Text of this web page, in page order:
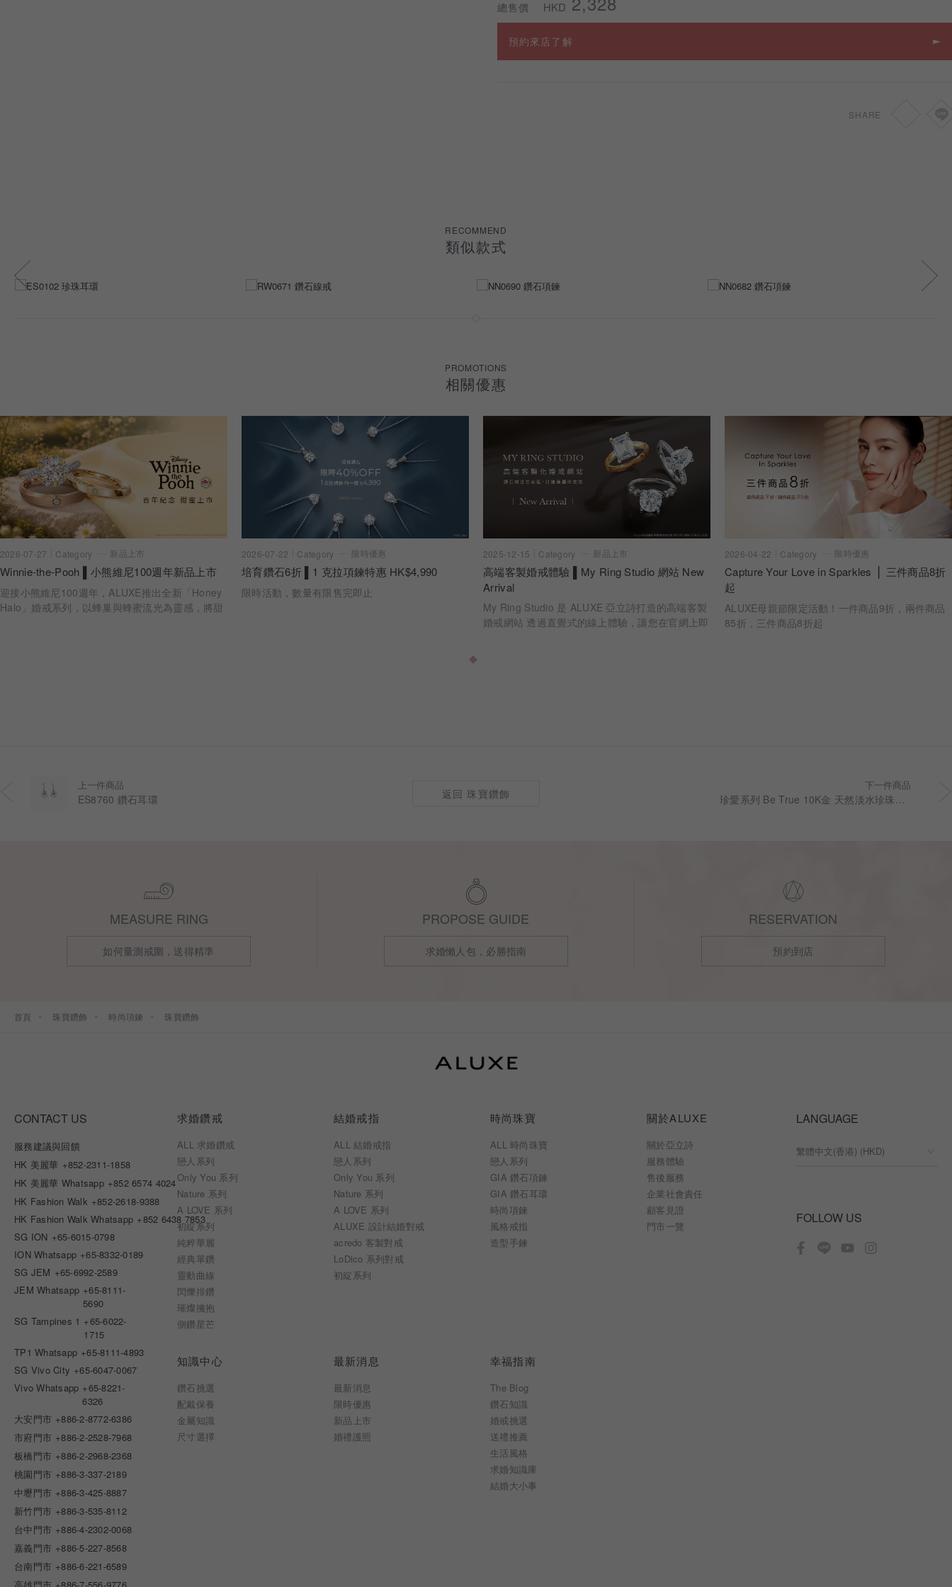
總售價 HKD
預約來店了解
SHARE
RECOMMEND
類似款式
PROMOTIONS
相關優惠
2026-07-27 Category 新品上市
Winnie-the-Pooh ▌小熊維尼100週年新品上市
迎接小熊維尼100週年，ALUXE推出全新「Honey
Halo」婚戒系列，以蜂巢與蜂蜜流光為靈感，將甜
2026-07-22 Category 限時優惠
培育鑽石6折 ▌1 克拉項鍊特惠 HK$4,990
限時活動，數量有限售完即止
2025-12-15 Category 新品上市
高端客製婚戒體驗 ▌My Ring Studio 網站 New
Arrival
My Ring Studio 是 ALUXE 亞立詩打造的高端客製
婚戒網站 透過直覺式的線上體驗，讓您在官網上即
2026-04-22 Category 限時優惠
Capture Your Love in Sparkles ⎪ 三件商品8折
起
ALUXE母親節限定活動！一件商品9折，兩件商品
85折，三件商品8折起
上一件商品
ES8760 鑽石耳環
下一件商品
返回 珠寶鑽飾
MEASURE RING
如何量測戒圍，送得精準
PROPOSE GUIDE
求婚懶人包，必勝指南
RESERVATION
預約到店
首頁 珠寶鑽飾 時尚項鍊 珠寶鑽飾
CONTACT US
服務建議與回饋
HK 美麗華 +852-2311-1858
HK 美麗華 Whatsapp +852 6574 4024
HK Fashion Walk +852-2618-9388
HK Fashion Walk Whatsapp +852 6438 7853
SG ION +65-6015-0798
ION Whatsapp +65-8332-0189
SG JEM +65-6992-2589
JEM Whatsapp +65-8111-
5690
SG Tampines 1 +65-6022-
1715
TP1 Whatsapp +65-8111-4893
SG Vivo City +65-6047-0067
Vivo Whatsapp +65-8221-
6326
大安門市 +886-2-8772-6386
市府門市 +886-2-2528-7968
板橋門市 +886-2-2968-2368
桃園門市 +886-3-337-2189
中壢門市 +886-3-425-8887
新竹門市 +886-3-535-8112
台中門市 +886-4-2302-0068
嘉義門市 +886-5-227-8568
台南門市 +886-6-221-6589
求婚鑽戒
ALL 求婚鑽戒
戀人系列
Only You 系列
Nature 系列
A LOVE 系列
初綻系列
純粹華麗
經典單鑽
靈動曲線
閃爍排鑽
璀燦擁抱
側鑽星芒
結婚戒指
ALL 結婚戒指
戀人系列
Only You 系列
Nature 系列
A LOVE 系列
ALUXE 設計結婚對戒
acredo 客製對戒
LoDico 系列對戒
初綻系列
時尚珠寶
ALL 時尚珠寶
戀人系列
GIA 鑽石項鍊
GIA 鑽石耳環
時尚項鍊
風格戒指
造型手鍊
關於ALUXE
關於亞立詩
服務體驗
售後服務
企業社會責任
顧客見證
門市一覽
知識中心
鑽石挑選
配戴保養
金屬知識
尺寸選擇
最新消息
最新消息
限時優惠
新品上市
婚禮護照
幸福指南
The Blog
鑽石知識
婚戒挑選
送禮推薦
生活風格
求婚知識庫
結婚大小事
LANGUAGE
FOLLOW US